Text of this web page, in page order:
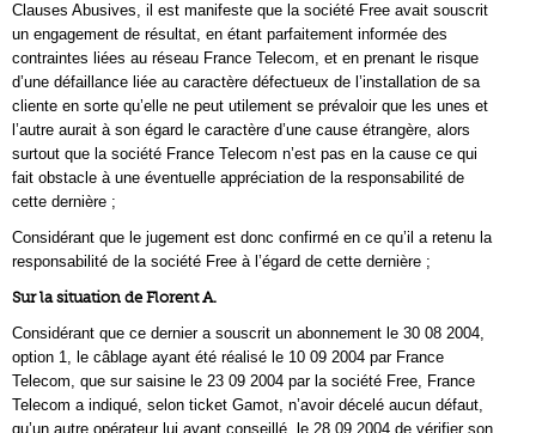
Clauses Abusives, il est manifeste que la société Free avait souscrit
un engagement de résultat, en étant parfaitement informée des
contraintes liées au réseau France Telecom, et en prenant le risque
d’une défaillance liée au caractère défectueux de l’installation de sa
cliente en sorte qu’elle ne peut utilement se prévaloir que les unes et
l’autre aurait à son égard le caractère d’une cause étrangère, alors
surtout que la société France Telecom n’est pas en la cause ce qui
fait obstacle à une éventuelle appréciation de la responsabilité de
cette dernière ;
Considérant que le jugement est donc confirmé en ce qu’il a retenu la
responsabilité de la société Free à l’égard de cette dernière ;
Sur la situation de Florent A.
Considérant que ce dernier a souscrit un abonnement le 30 08 2004,
option 1, le câblage ayant été réalisé le 10 09 2004 par France
Telecom, que sur saisine le 23 09 2004 par la société Free, France
Telecom a indiqué, selon ticket Gamot, n’avoir décelé aucun défaut,
qu’un autre opérateur lui ayant conseillé, le 28 09 2004 de vérifier son